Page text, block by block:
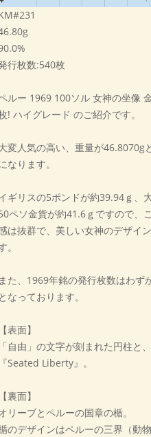
行枚数:540枚
ルー 1969 100ソル 女神の坐像
! ハイグレード のご紹介です。
変人気の高い、重量が46.8070g
なります。
ギリスの5ポンドが約39.94ｇ、
ペソ金貨が約41.6ｇですので、
は抜群で、美しい女神のデザイ
。
また、1969年銘の発行枚数はわず
となっております。
【表面】
「自由」の文字が刻まれた円柱と
『Seated Liberty』。
【裏面】
リーブとペルーの国章の楯。
のデザインはペルーの三界（動